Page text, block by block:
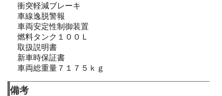
衝突軽減ブレーキ
車線逸脱警報
車両安定性制御装置
燃料タンク１００Ｌ
取扱説明書
新車時保証書
車両総重量７１７５ｋｇ
備考